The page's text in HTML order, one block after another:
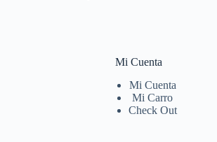
Mi Cuenta
Mi Cuenta
Mi Carro
Check Out